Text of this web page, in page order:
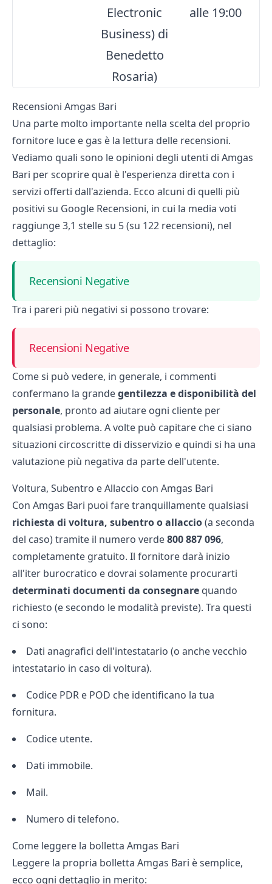
Electronic
Business) di
Benedetto
Rosaria)
alle 19:00
Recensioni Amgas Bari
Una parte molto importante nella scelta del proprio
fornitore luce e gas è la lettura delle recensioni.
Vediamo quali sono le opinioni degli utenti di Amgas
Bari per scoprire qual è l'esperienza diretta con i
servizi offerti dall'azienda. Ecco alcuni di quelli più
positivi su Google Recensioni, in cui la media voti
raggiunge 3,1 stelle su 5 (su 122 recensioni), nel
dettaglio:
Recensioni Negative
Tra i pareri più negativi si possono trovare:
Recensioni Negative
Come si può vedere, in generale, i commenti
confermano la grandegentilezza e disponibilità del
personale, pronto ad aiutare ogni cliente per
qualsiasi problema. A volte può capitare che ci siano
situazioni circoscritte di disservizio e quindi si ha una
valutazione più negativa da parte dell'utente.
Voltura, Subentro e Allaccio con Amgas Bari
Con Amgas Bari puoi fare tranquillamente qualsiasi
richiesta di voltura, subentro o allaccio(a seconda
del caso) tramite il numero verde800 887 096,
completamente gratuito. Il fornitore darà inizio
all'iter burocratico e dovrai solamente procurarti
determinati documenti da consegnare quando
richiesto (e secondo le modalità previste). Tra questi
ci sono:
Dati anagrafici dell'intestatario (o anche vecchio
intestatario in caso di voltura).
Codice PDR e POD che identificano la tua
fornitura.
Codice utente.
Dati immobile.
Mail.
Numero di telefono.
Come leggere la bolletta Amgas Bari
Leggere la propria bolletta Amgas Bari è semplice,
ecco ogni dettaglio in merito: